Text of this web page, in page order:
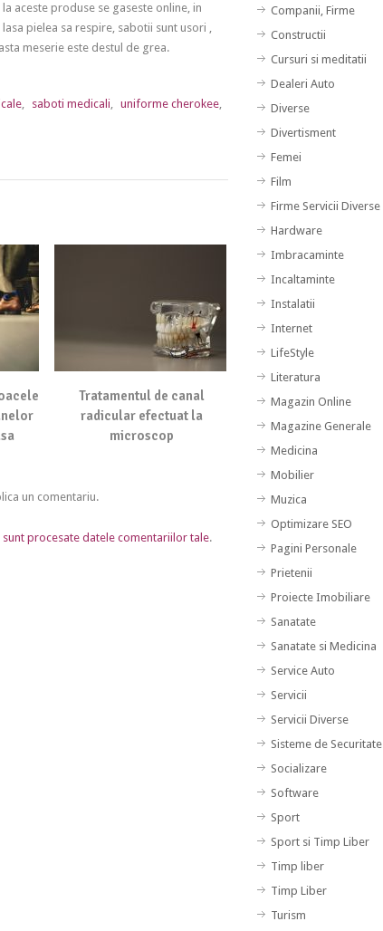
aceste produse se gaseste online, in
pielea sa respire, sabotii sunt usori ,
meserie este destul de grea.
, saboti medicali, uniforme cherokee,
Tratamentul de canal
radicular efectuat la
microscop
un comentariu.
sunt procesate datele comentariilor tale.
Companii, Firme
Constructii
Cursuri si meditatii
Dealeri Auto
Diverse
Divertisment
Femei
Film
Firme Servicii Diverse
Hardware
Imbracaminte
Incaltaminte
Instalatii
Internet
LifeStyle
Literatura
Magazin Online
Magazine Generale
Medicina
Mobilier
Muzica
Optimizare SEO
Pagini Personale
Prietenii
Proiecte Imobiliare
Sanatate
Sanatate si Medicina
Service Auto
Servicii
Servicii Diverse
Sisteme de Securitate
Socializare
Software
Sport
Sport si Timp Liber
Timp liber
Timp Liber
Turism